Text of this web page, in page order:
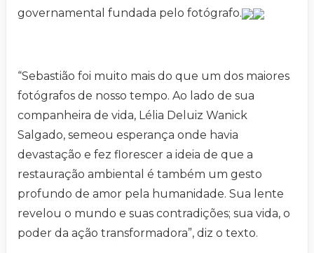
governamental fundada pelo fotógrafo.
“Sebastião foi muito mais do que um dos maiores
fotógrafos de nosso tempo. Ao lado de sua
companheira de vida, Lélia Deluiz Wanick
Salgado, semeou esperança onde havia
devastação e fez florescer a ideia de que a
restauração ambiental é também um gesto
profundo de amor pela humanidade. Sua lente
revelou o mundo e suas contradições; sua vida, o
poder da ação transformadora”, diz o texto.